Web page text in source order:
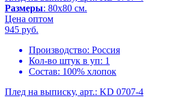
Размеры: 80х80 см.
Цена оптом
945 руб.
Производство: Россия
Кол-во штук в уп: 1
Состав: 100% хлопок
Плед на выписку, арт.: KD 0707-4